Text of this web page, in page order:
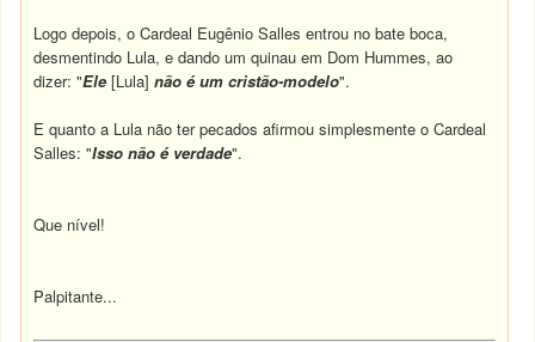
Logo depois, o Cardeal Eugênio Salles entrou no bate boca,
desmentindo Lula, e dando um quinau em Dom Hummes, ao
dizer: "Ele [Lula] não é um cristão-modelo".
E quanto a Lula não ter pecados afirmou simplesmente o Cardeal
Salles: "Isso não é verdade".
Que nível!
Palpitante...